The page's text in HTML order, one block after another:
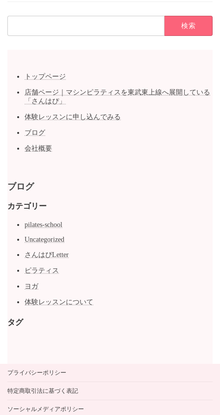
トップページ
店舗ページ｜マシンピラティスを東武東上線へ展開している
「さんはぴ」
体験レッスンに申し込んでみる
ブログ
会社概要
ブログ
カテゴリー
pilates-school
Uncategorized
さんはぴLetter
ピラティス
ヨガ
体験レッスンについて
タグ
プライバシーポリシー
特定商取引法に基づく表記
ソーシャルメディアポリシー